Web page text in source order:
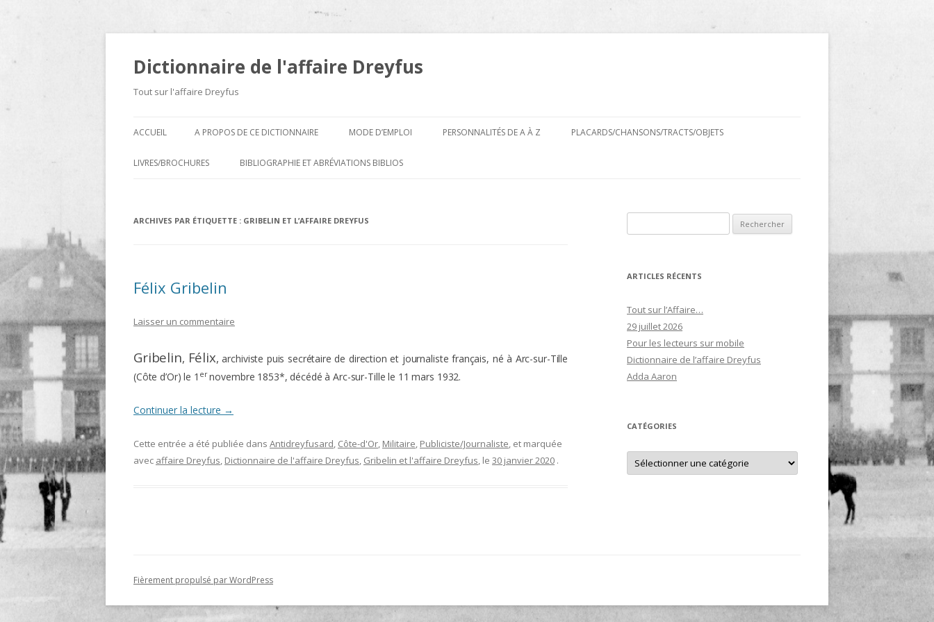
Dictionnaire de l'affaire Dreyfus
Tout sur l'affaire Dreyfus
au
ACCUEIL A PROPOS DE CE DICTIONNAIRE MODE D’EMPLOI PERSONNALITÉS DE A À Z PLACARDS/CHANSONS/TRACTS/OBJETS
LIVRES/BROCHURES
D
R
BIBLIOGRAPHIE ET ABRÉVIATIONS BIBLIOS
ARCHIVES PAR ÉTIQUETTE : GRIBELIN ET L’AFFAIRE DREYFUS
Félix Gribelin
Laisser un commentaire
Gribelin, Félix,archiviste puis secrétaire de direction et journaliste français, né à Arc-sur-Tille
(Côte d’Or) le 1 ernovembre 1853*, décédé à Arc-sur-Tille le 11 mars 1932.
Continuer la lecture →
Cette entrée a été publiée dans Antidreyfusard, Côte-d'Or, Militaire, Publiciste/Journaliste, et marquée
avec affaire Dreyfus, Dictionnaire de l'affaire Dreyfus, Gribelin et l'affaire Dreyfus, le 30 janvier 2020 .
ARTICLES RÉCENTS
Tout sur l’Affaire…
29 juillet 2026
Pour les lecteurs sur mobile
Dictionnaire de l’affaire Dreyfus
Adda Aaron
CATÉGORIES
Catégories
Fièrement propulsé par WordPress